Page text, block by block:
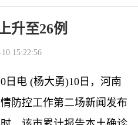
升至26例
15:22:56
日电 (杨大勇)10日，河南
防控工作第二场新闻发布